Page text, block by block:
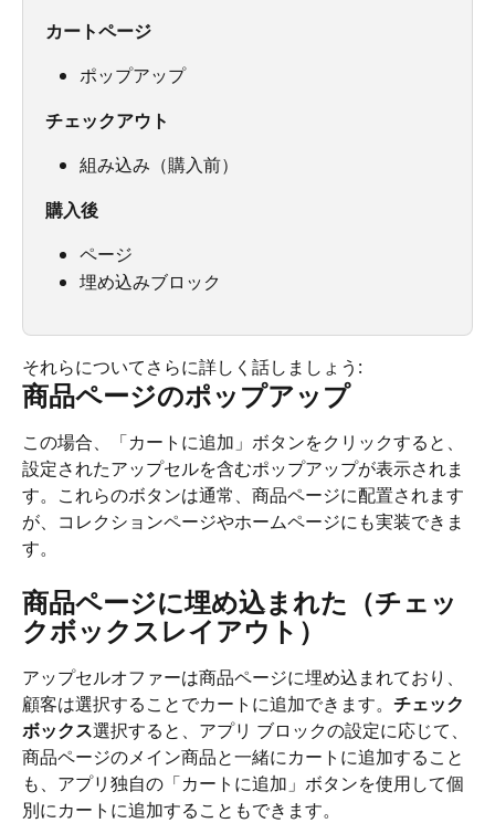
カートページ
ポップアップ
チェックアウト
組み込み（購入前）
購入後
ページ
埋め込みブロック
それらについてさらに詳しく話しましょう:
商品ページのポップアップ
この場合、「カートに追加」ボタンをクリックすると、
設定されたアップセルを含むポップアップが表示されま
す。これらのボタンは通常、商品ページに配置されます
が、コレクションページやホームページにも実装できま
す。
商品ページに埋め込まれた（チェッ
クボックスレイアウト）
アップセルオファーは商品ページに埋め込まれており、
顧客は選択することでカートに追加できます。 チェック
ボックス選択すると、アプリ ブロックの設定に応じて、
商品ページのメイン商品と一緒にカートに追加すること
も、アプリ独自の「カートに追加」ボタンを使用して個
別にカートに追加することもできます。